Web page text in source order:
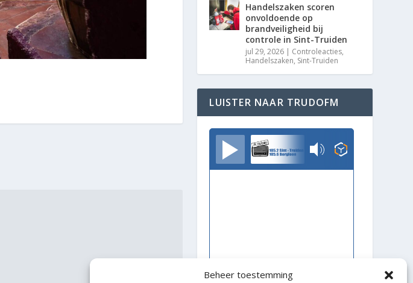
Beheer toestemming
Handelszaken scoren
onvoldoende op
brandveiligheid bij
controle in Sint-Truiden
jul 29, 2026 | Controleacties,
Handelszaken, Sint-Truiden
LUISTER NAAR TRUDOFM
TrudoFM